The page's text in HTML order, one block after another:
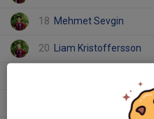
18 Mehmet Sevgin
20 Liam Kristoffersson